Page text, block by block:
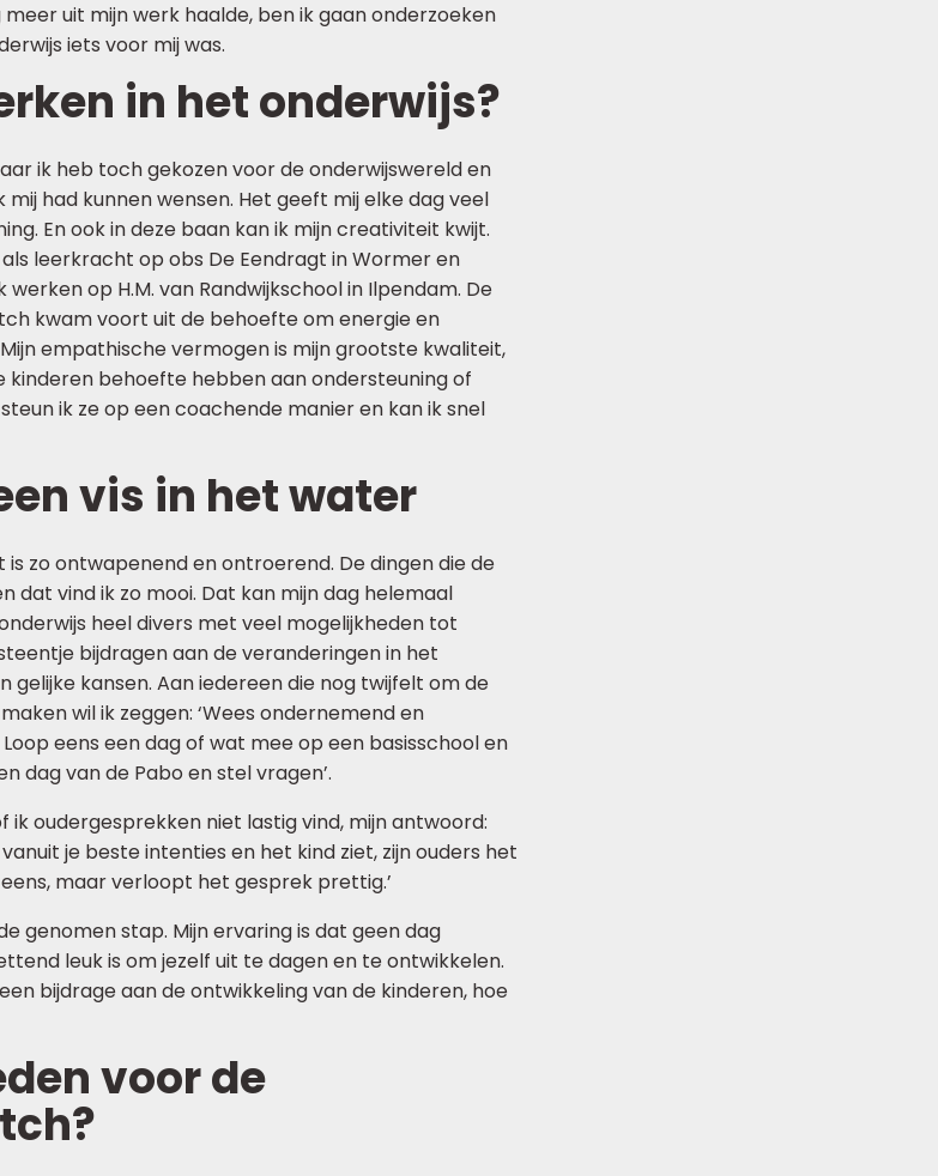
uit mijn werk haalde, ben ik gaan onderzoeken
iets voor mij was.
in het onderwijs?
ik heb toch gekozen voor de onderwijswereld en
mij had kunnen wensen. Het geeft mij elke dag veel
En ook in deze baan kan ik mijn creativiteit kwijt.
leerkracht op obs De Eendragt in Wormer en
op H.M. van Randwijkschool in Ilpendam. De
kwam voort uit de behoefte om energie en
empathische vermogen is mijn grootste kwaliteit,
kinderen behoefte hebben aan ondersteuning of
ik ze op een coachende manier en kan ik snel
vis in het water
zo ontwapenend en ontroerend. De dingen die de
dat vind ik zo mooi. Dat kan mijn dag helemaal
heel divers met veel mogelijkheden tot
bijdragen aan de veranderingen in het
gelijke kansen. Aan iedereen die nog twijfelt om de
wil ik zeggen: ‘Wees ondernemend en
eens een dag of wat mee op een basisschool en
dag van de Pabo en stel vragen’.
ik oudergesprekken niet lastig vind, mijn antwoord:
je beste intenties en het kind ziet, zijn ouders het
maar verloopt het gesprek prettig.’
genomen stap. Mijn ervaring is dat geen dag
leuk is om jezelf uit te dagen en te ontwikkelen.
bijdrage aan de ontwikkeling van de kinderen, hoe
voor de